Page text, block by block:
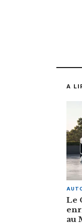
A
Le
au